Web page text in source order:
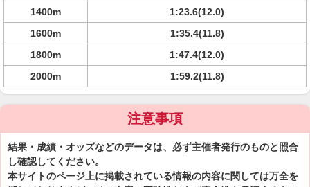
1400m
1:23.6(12.0)
1600m
1:35.4(11.8)
1800m
1:47.4(12.0)
2000m
1:59.2(11.8)
注意事項
結果・成績・オッズなどのデータは、必ず主催者発行のものと照合
し確認してください。
本サイトのページ上に掲載されている情報の内容に関しては万全を